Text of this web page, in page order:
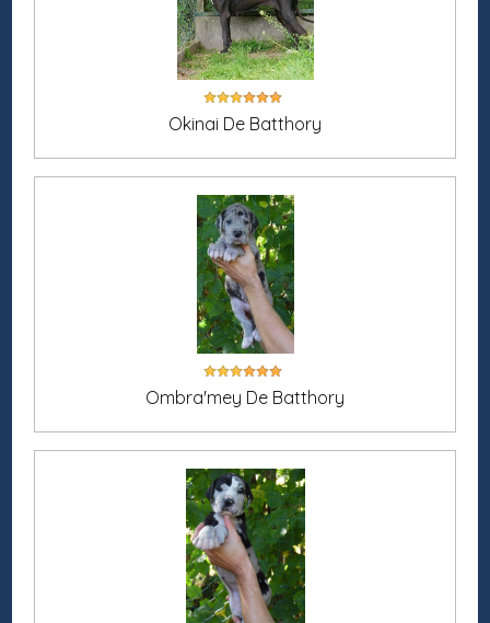
Okinai De Batthory
Ombra'mey De Batthory